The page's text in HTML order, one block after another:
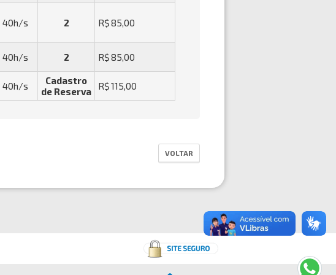
40h/s 2 R$ 85,00
40h/s 2 R$ 85,00
40h/s
Cadastro
de Reserva
R$ 115,00
VOLTAR